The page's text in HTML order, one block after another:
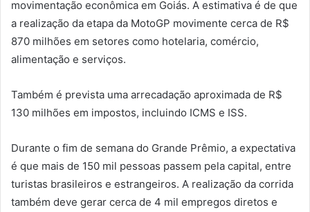
movimentação econômica em Goiás. A estimativa é de que
a realização da etapa da MotoGP movimente cerca de R$
870 milhões em setores como hotelaria, comércio,
alimentação e serviços.
Também é prevista uma arrecadação aproximada de R$
130 milhões em impostos, incluindo ICMS e ISS.
Durante o fim de semana do Grande Prêmio, a expectativa
é que mais de 150 mil pessoas passem pela capital, entre
turistas brasileiros e estrangeiros. A realização da corrida
também deve gerar cerca de 4 mil empregos diretos e